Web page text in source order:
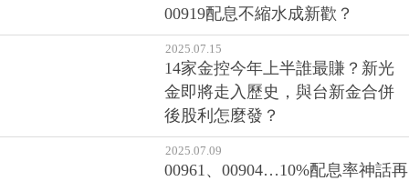
00919配息不縮水成新歡？
2025.07.15
14家金控今年上半誰最賺？新光
金即將走入歷史，與台新金合併
後股利怎麼發？
2025.07.09
00961、00904…10%配息率神話再